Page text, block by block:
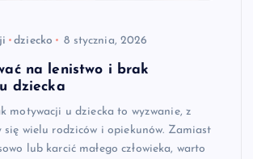
dziecko 8 stycznia, 2026
na lenistwo i brak
dziecka
motywacji u dziecka to wyzwanie, z
się wielu rodziców i opiekunów. Zamiast
lub karcić małego człowieka, warto